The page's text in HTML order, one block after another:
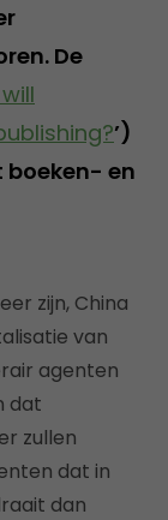
De
’)
en
zijn, China
van
agenten
dat
zullen
dat in
dan